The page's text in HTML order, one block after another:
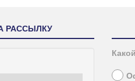
РАССЫЛКУ